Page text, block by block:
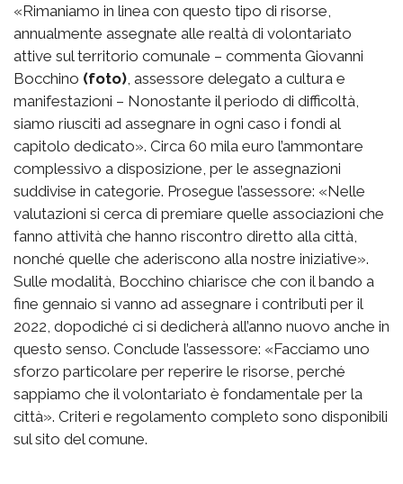
«Rimaniamo in linea con questo tipo di risorse,
annualmente assegnate alle realtà di volontariato
attive sul territorio comunale – commenta Giovanni
Bocchino (foto) , assessore delegato a cultura e
manifestazioni – Nonostante il periodo di difficoltà,
siamo riusciti ad assegnare in ogni caso i fondi al
capitolo dedicato». Circa 60 mila euro l’ammontare
complessivo a disposizione, per le assegnazioni
suddivise in categorie. Prosegue l’assessore: «Nelle
valutazioni si cerca di premiare quelle associazioni che
fanno attività che hanno riscontro diretto alla città,
nonché quelle che aderiscono alla nostre iniziative».
Sulle modalità, Bocchino chiarisce che con il bando a
fine gennaio si vanno ad assegnare i contributi per il
2022, dopodiché ci si dedicherà all’anno nuovo anche in
questo senso. Conclude l’assessore: «Facciamo uno
sforzo particolare per reperire le risorse, perché
sappiamo che il volontariato è fondamentale per la
città». Criteri e regolamento completo sono disponibili
sul sito del comune.